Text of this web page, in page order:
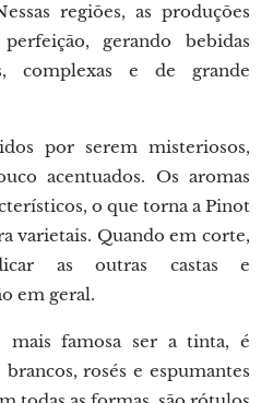
regiões, as produções
gerando bebidas
complexas e de grande
por serem misteriosos,
acentuados. Os aromas
o que torna a Pinot
varietais. Quando em corte,
as outras castas e
em geral.
mais famosa ser a tinta, é
rosés e espumantes